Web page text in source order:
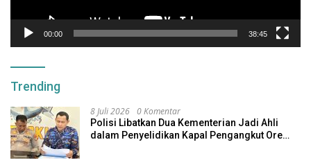
00:00 38:45
Trending
8 Juli 2026 0 Komentar
Polisi Libatkan Dua Kementerian Jadi Ahli
dalam Penyelidikan Kapal Pengangkut Ore